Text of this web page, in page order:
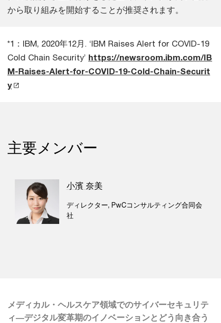
から取り組みを開始することが推奨されます。
*1：IBM, 2020年12月. ‘IBM Raises Alert for COVID-19
Cold Chain Security’ https://newsroom.ibm.com/IB
M-Raises-Alert-for-COVID-19-Cold-Chain-Securit
y
主要メンバー
小濱 奈美
ディレクター, PwCコンサルティング合同会
社
メディカル・ヘルスケア領域でのサイバーセキュリテ
ィ―デジタル変革期のイノベーションとどう向き合う